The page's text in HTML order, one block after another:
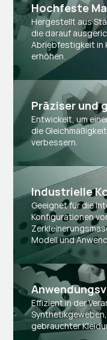
Hochfeste
Hergestellt aus
die darauf
Abriebfestigkeit in
erhöhen.
Präziser und
Entwickelt, um
die
verbessern.
Industrielle
Geeignet für die
Konfigurationen
Modell und
Effizient in der
gebrauchter